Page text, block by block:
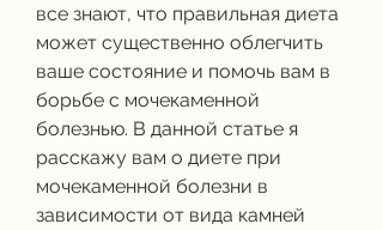
все знают, что правильная диета
может существенно облегчить
ваше состояние и помочь вам в
борьбе с мочекаменной
болезнью. В данной статье я
расскажу вам о диете при
мочекаменной болезни в
зависимости от вида камней